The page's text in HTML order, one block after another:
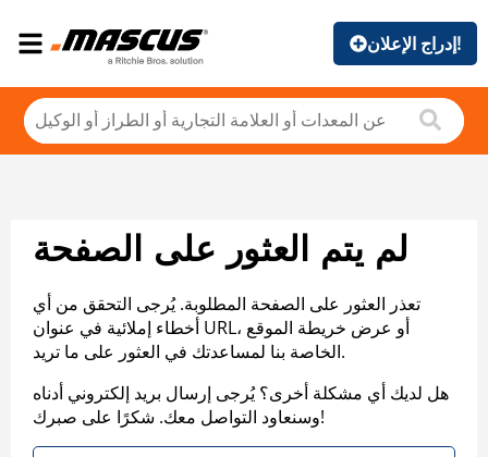
إدراج الإعلان!
لم يتم العثور على الصفحة
تعذر العثور على الصفحة المطلوبة. يُرجى التحقق من أي
أخطاء إملائية في عنوان URL، أو عرض خريطة الموقع
الخاصة بنا لمساعدتك في العثور على ما تريد.
هل لديك أي مشكلة أخرى؟ يُرجى إرسال بريد إلكتروني أدناه
وسنعاود التواصل معك. شكرًا على صبرك!